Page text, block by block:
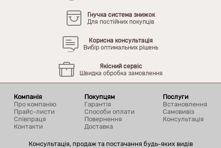
Гнучка система знижок
Для постійних покупців
Корисна консультація
Вибір оптимальних рішень
Якісний сервіс
Швидка обробка замовлення
Компанія
Про компанію
Прайс-листи
Співпраця
Контакти
Покупцям
Гарантія
Способи оплати
Повернення
Доставка
Послуги
Встановлення
Самовивіз
Консультація
Консультація, продаж та постачання будь-яких видів